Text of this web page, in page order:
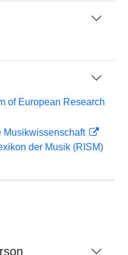
of European Research
Musikwissenschaft
der Musik (RISM)